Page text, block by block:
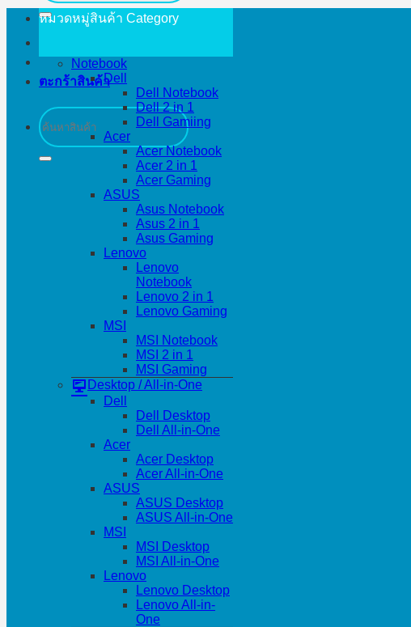
ตะกร้าสินค้า
ค้นหา:
หมวดหมู่สินค้า Category
Notebook
Dell
Dell Notebook
Dell 2 in 1
Dell Gamiing
Acer
Acer Notebook
Acer 2 in 1
Acer Gaming
ASUS
Asus Notebook
Asus 2 in 1
Asus Gaming
Lenovo
Lenovo
Notebook
Lenovo 2 in 1
Lenovo Gaming
MSI
MSI Notebook
MSI 2 in 1
MSI Gaming
Desktop / All-in-One
Dell
Dell Desktop
Dell All-in-One
Acer
Acer Desktop
Acer All-in-One
ASUS
ASUS Desktop
ASUS All-in-One
MSI
MSI Desktop
MSI All-in-One
Lenovo
Lenovo Desktop
Lenovo All-in-
One